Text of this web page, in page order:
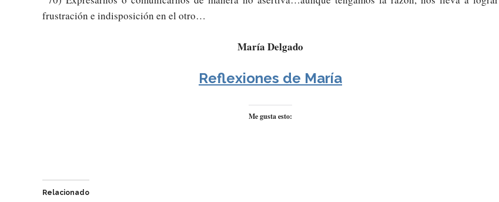
frustración e indisposición en el otro…
María Delgado
Reflexiones de María
Me gusta esto:
Relacionado